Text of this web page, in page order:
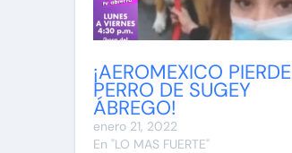
¡AEROMEXICO PIERDE
PERRO DE SUGEY
ÁBREGO!
enero 21, 2022
En "LO MAS FUERTE"